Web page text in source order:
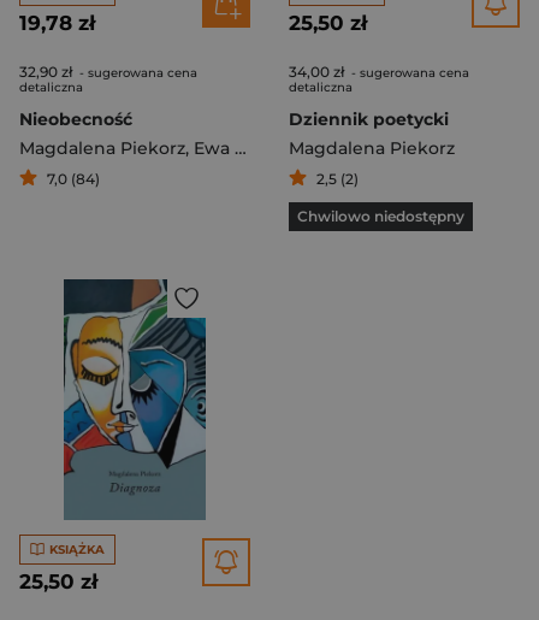
19,78 zł
32,90 zł - sugerowana cena
detaliczna
Nieobecność
Magdalena Piekorz, Ewa Kopsik
7,0 (84)
25,50 zł
34,00 zł - sugerowana cena
detaliczna
Dziennik poetycki
Magdalena Piekorz
2,5 (2)
Chwilowo niedostępny
KSIĄŻKA
25,50 zł